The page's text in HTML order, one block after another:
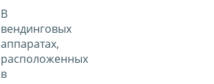
В
вендинговых
аппаратах,
расположенных
в